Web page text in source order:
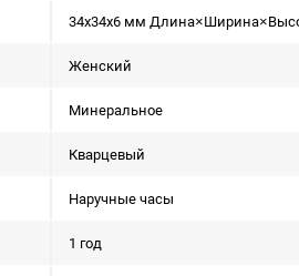
34x34x6 мм
Женский
Минеральное
Кварцевый
Наручные часы
1 год